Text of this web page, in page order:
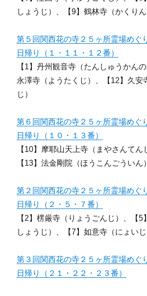
しょうじ）、【9】鶴林寺（かくりん
第５回関西花の寺２５ヶ所霊場め
日帰り（１・１１・１２番）
【1】丹州観音寺（たんしゅうかん
永澤寺（ようたくじ）、【12】久安
じ）
第６回関西花の寺２５ヶ所霊場め
日帰り（１０・１３番）
【10】摩耶山天上寺（まやさんてん
【13】法金剛院（ほうこんごういん）
第２回関西花の寺２５ヶ所霊場め
日帰り（２・５・７番）
【2】楞厳寺（りょうごんじ）、【5
しょうじ）、【7】如意寺（にょいじ
第３回関西花の寺２５ヶ所霊場め
日帰り（２１・２２・２３番）